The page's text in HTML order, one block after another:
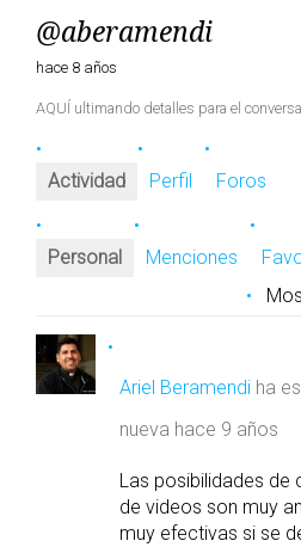
@aberamendi
hace 8 años
AQUÍ ultimando detalles para el
Actividad Perfil Foros
Personal Menciones
Ariel Beramendi ha
nueva hace 9 años
Las posibilidades de
de videos son muy
muy efectivas si se